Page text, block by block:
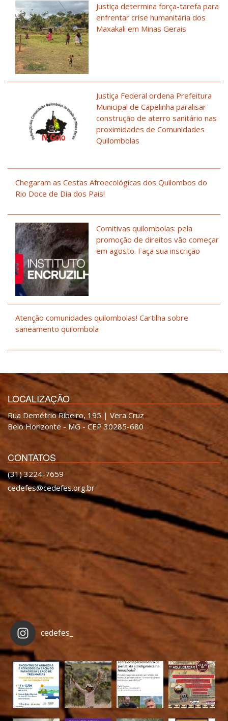
Justiça determina força-tarefa para
enfrentar crise humanitária dos
Maxakali em Minas Gerais
Justiça Federal ordena Prefeitura
Municipal de Capelinha paralisar
construção de aterro sanitário nas
proximidades de Comunidades
Quilombolas
Chegaram as Cestas Afroecológicas dos Quilombos do
Rio Doce de Dia dos Pais!
Comitivas quilombolas: pela
promoção de direitos vão começar
em agosto. Faça sua inscrição
Atenção comunidades quilombolas! Cartilha sobre
saneamento quilombola
LOCALIZAÇÃO
Rua Demétrio Ribeiro, 195 | Vera Cruz
Belo Horizonte - MG - CEP 30285-680
CONTATOS
(31) 3224-7659
cedefes@cedefes.org.br
cedefes_